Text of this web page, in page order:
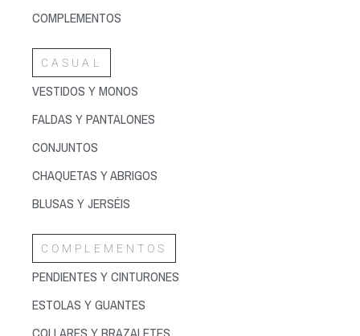
COMPLEMENTOS
CASUAL
VESTIDOS Y MONOS
FALDAS Y PANTALONES
CONJUNTOS
CHAQUETAS Y ABRIGOS
BLUSAS Y JERSÉIS
COMPLEMENTOS
PENDIENTES Y CINTURONES
ESTOLAS Y GUANTES